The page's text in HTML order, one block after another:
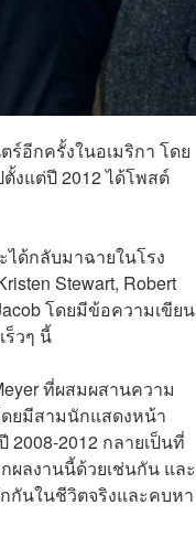
อีกครั้งในอเมริกา โดย
ตั้งแต่ปี 2012 ได้โพสต์
ได้กลับมาฉายในโรง
Stewart, Robert
โดยมีข้อความเขียน
ร็วๆ นี้
ที่ผสมผสานความ
ยมีสามนักแสดงหน้า
2012 กลายเป็นที่
ผลงานนี้ด้วยเช่นกัน และ
กันในชีวิตจริงและคบหา